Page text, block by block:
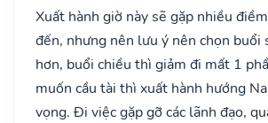
Xuất hành giờ này sẽ gặp nhiều
đến, nhưng nên lưu ý nên chọn
hơn, buổi chiều thì giảm đi mất 1
muốn cầu tài thì xuất hành hướng
vọng. Đi việc gặp gỡ các lãnh đạo,